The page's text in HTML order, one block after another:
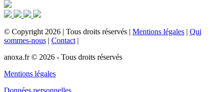
© Copyright 2026 | Tous droits réservés | Mentions légales | Qui
sommes-nous | Contact |
anoxa.fr © 2026 - Tous droits réservés
Mentions légales
Données personnelles